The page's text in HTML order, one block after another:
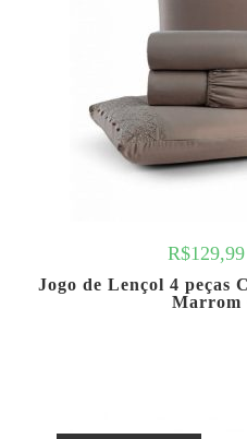
R$129,99
Jogo de Lençol 4 peças
Marrom